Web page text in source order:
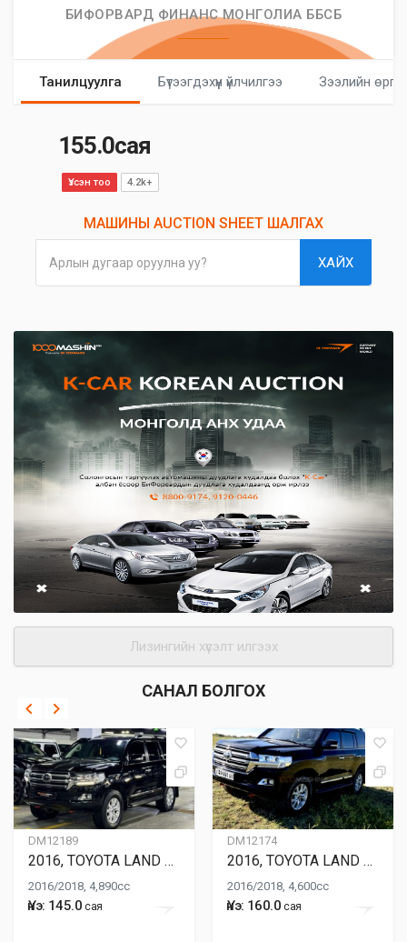
БИФОРВАРД ФИНАНС МОНГОЛИА ББСБ
Танилцуулга Бүтээгдэхүүн үйлчилгээ Зээлийн
155.0сая
Үзсэн тоо 4.2k+
МАШИНЫ AUCTION SHEET ШАЛГАХ
Арлын дугаар оруулна уу? ХАЙХ
Лизингийн хүсэлт илгээх
САНАЛ БОЛГОХ
DM12189
2016, TOYOTA LAND CRUISER 200
2016/2018, 4,890cc
Үнэ: 145.0 сая
DM12174
2016, TOYOTA LAND CRUISER 200
2016/2018, 4,600cc
Үнэ: 160.0 сая